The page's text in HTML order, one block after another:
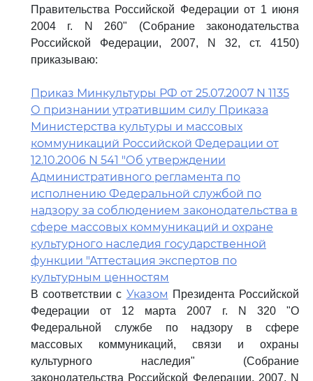
Правительства Российской Федерации от 1 июня
2004 г. N 260" (Собрание законодательства
Российской Федерации, 2007, N 32, ст. 4150)
приказываю:
Приказ Минкультуры РФ от 25.07.2007 N 1135
О признании утратившим силу Приказа
Министерства культуры и массовых
коммуникаций Российской Федерации от
12.10.2006 N 541 "Об утверждении
Административного регламента по
исполнению Федеральной службой по
надзору за соблюдением законодательства в
сфере массовых коммуникаций и охране
культурного наследия государственной
функции "Аттестация экспертов по
культурным ценностям
В соответствии с Указом Президента Российской
Федерации от 12 марта 2007 г. N 320 "О
Федеральной службе по надзору в сфере
массовых коммуникаций, связи и охраны
культурного наследия" (Собрание
законодательства Российской Федерации, 2007, N